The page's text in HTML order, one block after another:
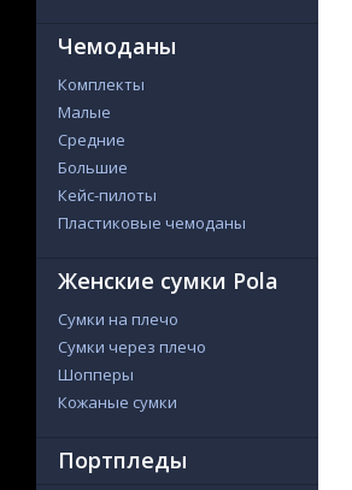
Чемоданы
Комплекты
Малые
Средние
Большие
Кейс-пилоты
Пластиковые чемоданы
Женские сумки Pola
Сумки на плечо
Сумки через плечо
Шопперы
Кожаные сумки
Портпледы